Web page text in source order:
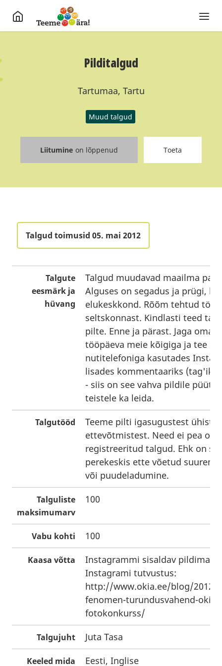
Pilditalgud
Tartumaa, Tartu
Muud talgud
Liitumine on lõppenud Toeta
Talgud toimusid 05. mai 2012
Talgute
eesmärk ja
hüvang
Talgud muudavad maailma
Alguses on segadus ja prügi,
elukeskkond. Rõõm tehtud
seltskonnast. Kindlasti teed
pilte. Enne ja pärast. Jaga oma
tööpäeva meie kõigiga ja tee
nutitelefoniga kasutades
lisades kommentaariks
- siis on see vahva pildile
teistele ka leida.
Talgutööd
Teeme pilti igasugustest
ettevõtmistest. Need ei pea
registreeritud talgud. Ehk on
perekeskis ette võetud suurem
või puudeladumine.
Talguliste
maksimumarv
100
Vabu kohti 100
Kaasa võtta
Instagrammi sisaldav
Instagrami tutvustus:
http://www.okia.ee/blog/2012/
fenomen-turundusvahend-okia-
fotokonkurss/
Talgujuht Juta Tasa
Keeled mida Eesti, Inglise